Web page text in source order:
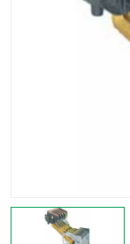
BISON GEAR
LEESON
WICHITA